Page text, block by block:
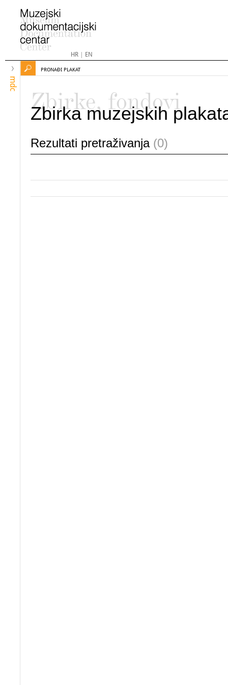
HR| EN
mdc
PRONAĐI PLAKAT
Zbirke, fondovi
Zbirka muzejskih
Rezultati pretraživanja (0)